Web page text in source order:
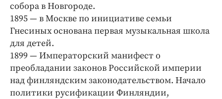
Спорт
Экономика и бизнес
ПРОЕКТЫ
Блоги
Издания
Медиаперсона
собора в Новгороде.
1895 — в Москве по инициативе семьи
Гнесиных основана первая музыкальная школа
для детей.
1899 — Императорский манифест о
преобладании законов Российской империи
над финляндским законодательством. Начало
политики русификации Финляндии,